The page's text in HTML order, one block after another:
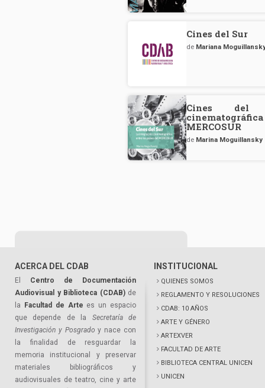
Cines del Sur
de Mariana
Cines del
MERCOSUR
de Marina Moguillansky
ACERCA DEL CDAB
El Centro de Documentación
Audiovisual y Biblioteca (CDAB)de
la
Facultad de Arte es un espacio
que depende de la Secretaría de
Investigación y Posgrado y nace con
la finalidad de resguardar la
memoria institucional y preservar
materiales bibliográficos y
audiovisuales de teatro, cine y arte
INSTITUCIONAL
QUIENES SOMOS
REGLAMENTO Y RESOLUCIONES
CDAB: 10 AÑOS
ARTE Y GÉNERO
ARTEXVER
FACULTAD DE ARTE
BIBLIOTECA CENTRAL UNICEN
UNICEN